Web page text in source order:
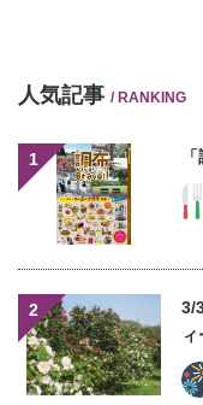
人気記事 / RANKING
1
2
3/
ィ